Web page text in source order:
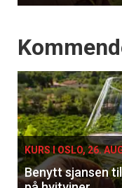
Events
KURS I OSLO, 26.
Benytt sjansen